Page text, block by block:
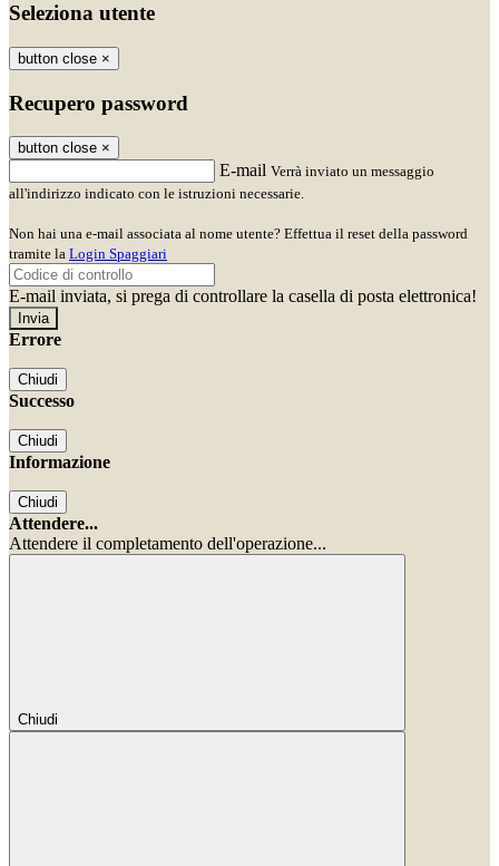
Seleziona utente
button close ×
Recupero password
button close ×
E-mail Verrà inviato un messaggio
all'indirizzo indicato con le istruzioni necessarie.
Non hai una e-mail associata al nome utente? Effettua il reset della password
tramite la Login Spaggiari
E-mail inviata, si prega di controllare la casella di posta elettronica!
Errore
Chiudi
Successo
Chiudi
Informazione
Chiudi
Attendere...
Attendere il completamento dell'operazione...
Chiudi